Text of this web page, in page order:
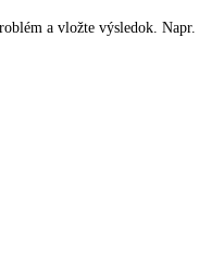
a vložte výsledok. Napr.